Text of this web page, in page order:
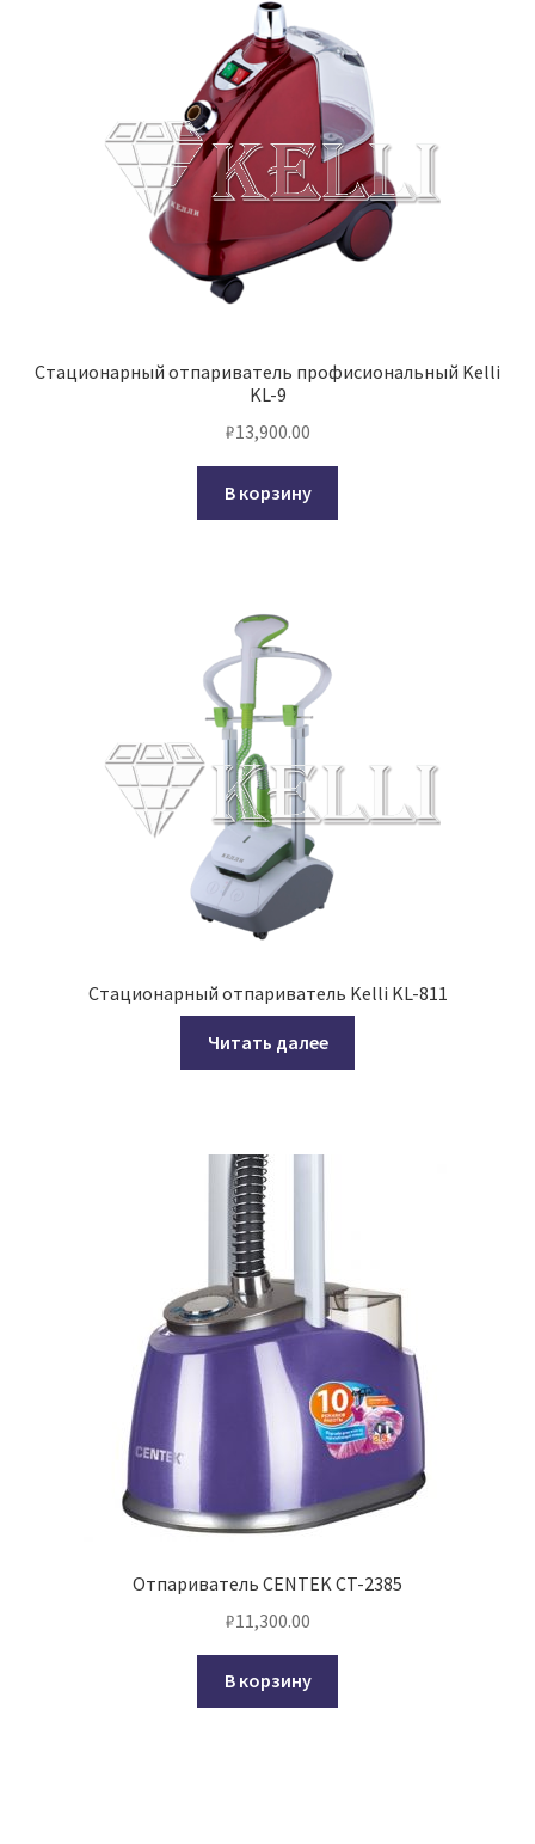
Стационарный отпариватель профисиональный Kelli
KL-9
₽13,900.00
В корзину
Стационарный отпариватель Kelli KL-811
Читать далее
Отпариватель CENTEK CT-2385
₽11,300.00
В корзину